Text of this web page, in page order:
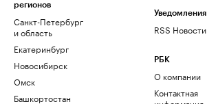
регионов
Санкт-Петербург
и область
Екатеринбург
Новосибирск
Омск
Башкортостан
Уведомления
RSS Новости
РБК
О компании
Контактная